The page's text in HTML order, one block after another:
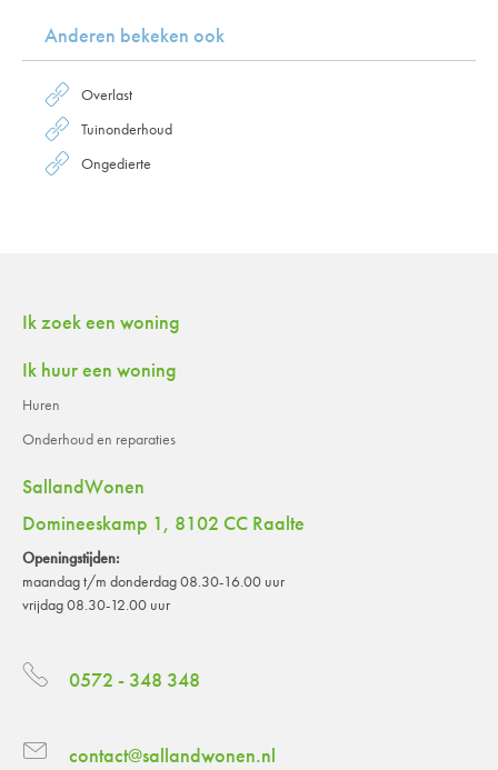
Anderen bekeken ook
Overlast
Tuinonderhoud
Ongedierte
Contactinformatie
Ik zoek een woning
Ik huur een woning
Huren
Onderhoud en reparaties
SallandWonen
Domineeskamp 1, 8102 CC Raalte
Openingstijden:
maandag t/m donderdag 08.30-16.00 uur
vrijdag 08.30-12.00 uur
0572 - 348 348
contact@sallandwonen.nl